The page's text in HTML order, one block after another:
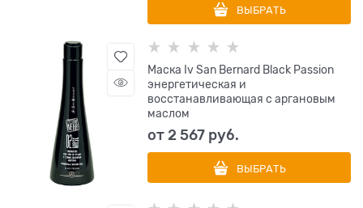
ВЫБРАТЬ
Маска Iv San Bernard Black Passion
энергетическая и
восстанавливающая с аргановым
маслом
от2 567 руб.
ВЫБРАТЬ